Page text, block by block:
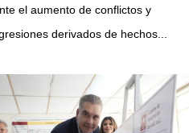
el aumento de conflictos y
derivados de hechos...